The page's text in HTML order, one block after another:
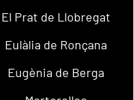
El Prat de Llobregat
Eulàlia de Ronçana
Eugènia de Berga